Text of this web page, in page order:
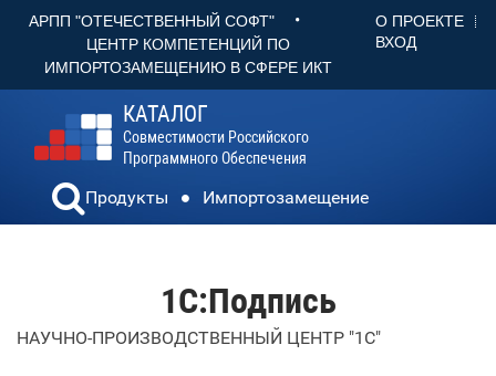
АРПП "ОТЕЧЕСТВЕННЫЙ СОФТ" •
ЦЕНТР КОМПЕТЕНЦИЙ ПО
ИМПОРТОЗАМЕЩЕНИЮ В СФЕРЕ ИКТ
О ПРОЕКТЕ
ВХОД
КАТАЛОГ
Совместимости Российского
Программного Обеспечения
Продукты Импортозамещение
1С:Подпись
НАУЧНО-ПРОИЗВОДСТВЕННЫЙ ЦЕНТР "1С"